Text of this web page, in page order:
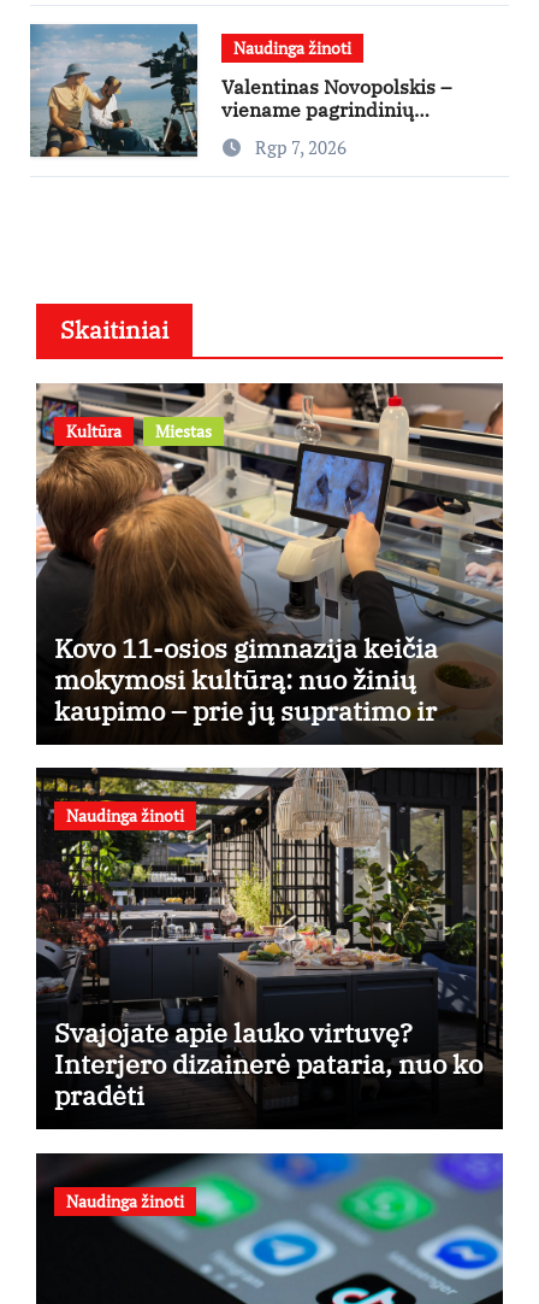
Naudinga žinoti
Valentinas Novopolskis –
viename pagrindinių
vaidmenų penkių šalių filme
„Nugalėtoja“: Lietuvos kino
teatruose – nuo rugpjūčio 7-
Rgp 7, 2026
Skaitiniai
Kultūra Miestas
Kovo 11-osios gimnazija keičia
mokymosi kultūrą: nuo žinių
kaupimo – prie jų supratimo ir
taikymo
Naudinga žinoti
Svajojate apie lauko virtuvę?
Interjero dizainerė pataria, nuo ko
pradėti
Naudinga žinoti